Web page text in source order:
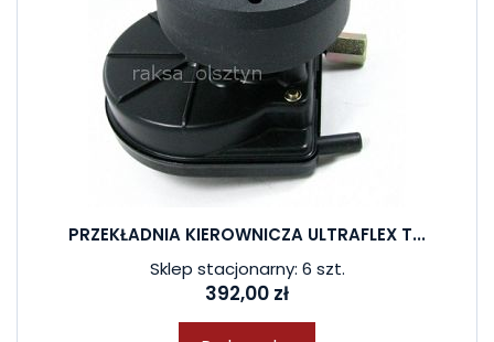
PRZEKŁADNIA KIEROWNICZA ULTRAFLEX T...
Sklep stacjonarny: 6 szt.
392,00 zł